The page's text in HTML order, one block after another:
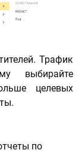
Трафик
выбирайте
целевых